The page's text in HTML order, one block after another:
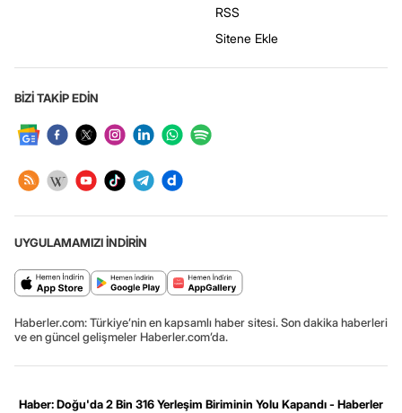
RSS
Sitene Ekle
BİZİ TAKİP EDİN
UYGULAMAMIZI İNDİRİN
Haberler.com: Türkiye’nin en kapsamlı haber sitesi. Son dakika haberleri
ve en güncel gelişmeler Haberler.com’da.
Haber: Doğu'da 2 Bin 316 Yerleşim Biriminin Yolu Kapandı - Haberler